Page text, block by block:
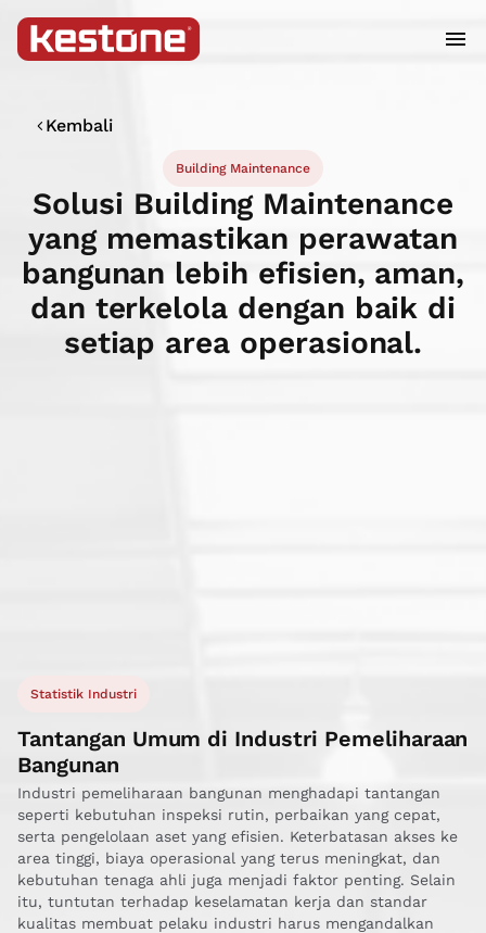
Kembali
Building Maintenance
Solusi Building Maintenance
yang memastikan perawatan
bangunan lebih efisien, aman,
dan terkelola dengan baik di
setiap area operasional.
Statistik Industri
Tantangan Umum di Industri Pemeliharaan
Bangunan
Industri pemeliharaan bangunan menghadapi tantangan
seperti kebutuhan inspeksi rutin, perbaikan yang cepat,
serta pengelolaan aset yang efisien. Keterbatasan akses ke
area tinggi, biaya operasional yang terus meningkat, dan
kebutuhan tenaga ahli juga menjadi faktor penting. Selain
itu, tuntutan terhadap keselamatan kerja dan standar
kualitas membuat pelaku industri harus mengandalkan